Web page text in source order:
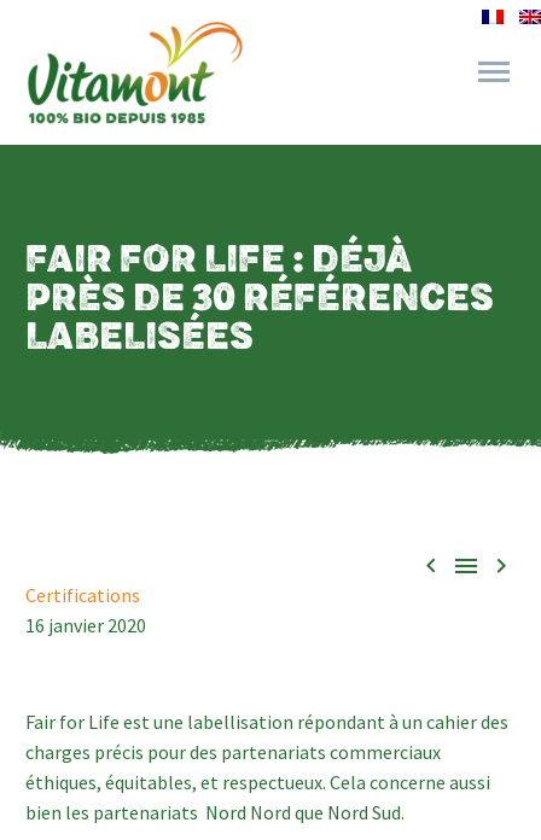
le bar à jus
l’épicerie gourmande
FAIR FOR LIFE : DÉJÀ
PRÈS DE 30 RÉFÉRENCES
LABELISÉES
  
Certifications
16 janvier 2020
Fair for Life est une labellisation répondant à un cahier des
charges précis pour des partenariats commerciaux
éthiques, équitables, et respectueux. Cela concerne aussi
bien les partenariats Nord Nord que Nord Sud.